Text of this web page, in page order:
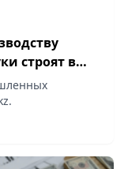
строят в